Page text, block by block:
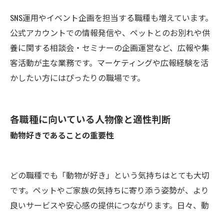
SNS運用やイベント企画を担当する職種も増えています。
公式アカウントでの情報発信や、ペットとのお別れや供
養に関する相談会・セミナーの企画運営など、広報や集
客活動が主な業務です。マーケティングや広報経験を活
かしたい方にはぴったりの職場です。
各職種に向いている人物像と適性判断
動物好きであることの重要性
どの職種でも「動物が好き」という気持ちはとても大切
です。ペットやご家族の気持ちに寄り添う姿勢が、より
良いサービスや安心感の提供につながります。日々、動